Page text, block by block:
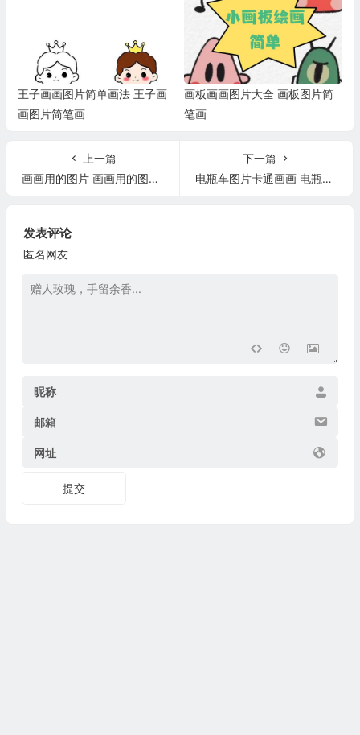
王子画画图片简单画法 王子画
画图片简笔画
画板画画图片大全 画板图片简
笔画
上一篇
画画用的图片 画画用的图片动漫
下一篇
电瓶车图片卡通画画 电瓶车图画图片
发表评论
匿名网友
昵称
邮箱
网址
提交